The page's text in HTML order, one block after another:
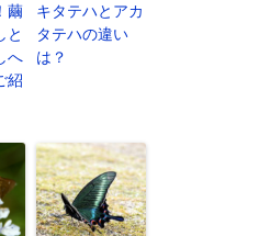
繭
と
へ
紹
キタテハとアカ
タテハの違い
は？